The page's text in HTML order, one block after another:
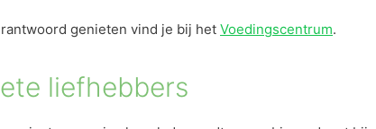
genieten vind je bij het Voedingscentrum.
liefhebbers